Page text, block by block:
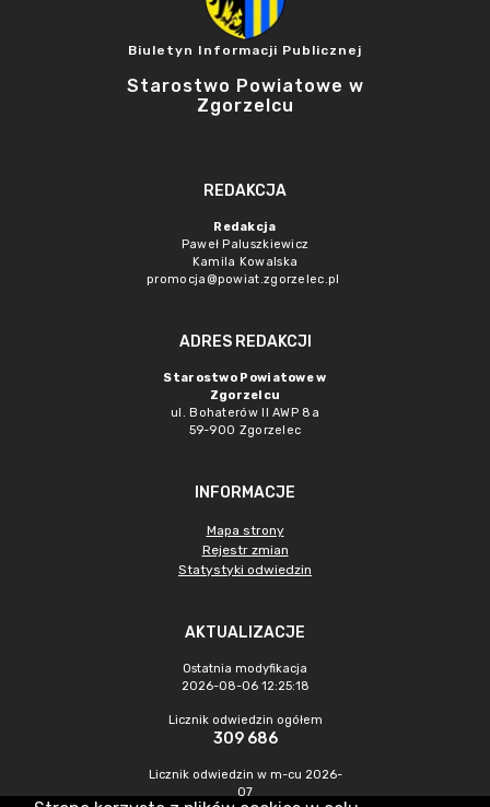
Biuletyn Informacji Publicznej
Starostwo Powiatowe w
Zgorzelcu
REDAKCJA
Redakcja
Paweł Paluszkiewicz
Kamila Kowalska
promocja@powiat.zgorzelec.pl
ADRES REDAKCJI
Starostwo Powiatowe w
Zgorzelcu
ul. Bohaterów II AWP 8a
59-900 Zgorzelec
INFORMACJE
Mapa strony
Rejestr zmian
Statystyki odwiedzin
AKTUALIZACJE
Ostatnia modyfikacja
2026-08-06 12:25:18
Licznik odwiedzin ogółem
309 686
Licznik odwiedzin w m-cu 2026-
07